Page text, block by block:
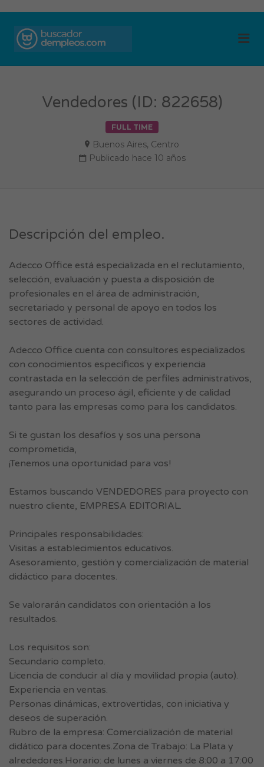
Vendedores (ID: 822658)
FULL TIME
Buenos Aires, Centro
Publicado hace 10 años
Descripción del empleo.
Adecco Office está especializada en el reclutamiento,
selección, evaluación y puesta a disposición de
profesionales en el área de administración,
secretariado y personal de apoyo en todos los
sectores de actividad.
Adecco Office cuenta con consultores especializados
con conocimientos específicos y experiencia
contrastada en la selección de perfiles administrativos,
asegurando un proceso ágil, eficiente y de calidad
tanto para las empresas como para los candidatos.
Si te gustan los desafíos y sos una persona
comprometida,
¡Tenemos una oportunidad para vos!
Estamos buscando VENDEDORES para proyecto con
nuestro cliente, EMPRESA EDITORIAL.
Principales responsabilidades:
Visitas a establecimientos educativos.
Asesoramiento, gestión y comercialización de material
didáctico para docentes.
Se valorarán candidatos con orientación a los
resultados.
Los requisitos son:
Secundario completo.
Licencia de conducir al día y movilidad propia (auto).
Experiencia en ventas.
Personas dinámicas, extrovertidas, con iniciativa y
deseos de superación.
Rubro de la empresa: Comercialización de material
didático para docentes.Zona de Trabajo: La Plata y
alrededores.Horario: de lunes a viernes de 8:00 a 17:00